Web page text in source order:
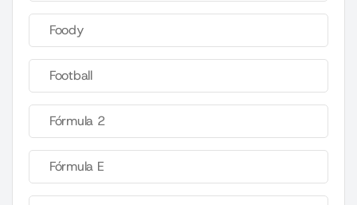
Foody
Football
Fórmula 2
Fórmula E